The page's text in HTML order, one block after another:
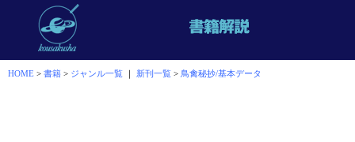
HOME > 書籍 > ジャンル一覧 ｜ 新刊一覧 > 鳥禽秘抄/基本データ